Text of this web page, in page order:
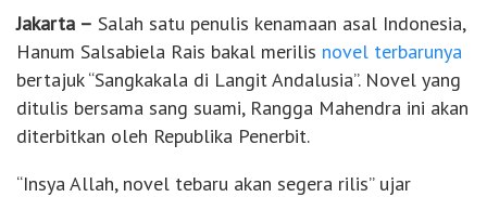
Jakarta – Salah satu penulis kenamaan asal Indonesia,
Hanum Salsabiela Rais bakal merilis novel terbarunya
bertajuk “Sangkakala di Langit Andalusia”. Novel yang
ditulis bersama sang suami, Rangga Mahendra ini akan
diterbitkan oleh Republika Penerbit.
“Insya Allah, novel tebaru akan segera rilis” ujar